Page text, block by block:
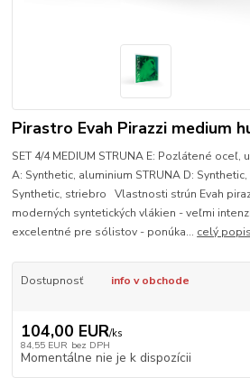
Pirastro Evah Pirazzi medium
SET 4/4 MEDIUM STRUNA E: Pozlátené oceľ,
A: Synthetic, aluminium STRUNA D:
Synthetic, striebro Vlastnosti strún Evah
moderných syntetických vlákien - veľmi
excelentné pre sólistov - ponúka... celý popis
Dostupnosť info v obchode
104,00 EUR/ks
84,55 EUR bez DPH
Momentálne nie je k dispozícii